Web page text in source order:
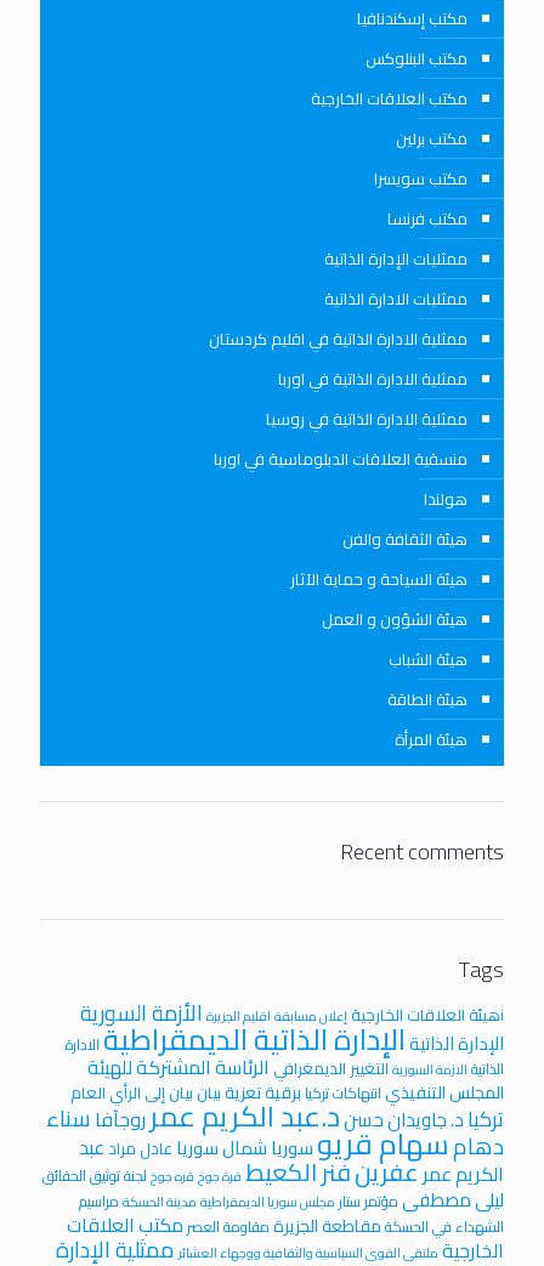
مكتب إسكندنافيا
مكتب البنلوكس
مكتب العلاقات الخارجية
مكتب برلين
مكتب سويسرا
مكتب فرنسا
ممثليات الإدارة الذاتية
ممثليات الادارة الذاتية
ممثلية الادارة الذاتية في اقليم كردستان
ممثلية الادارة الذاتية في اوربا
ممثلية الادارة الذاتية في روسيا
منسقية العلاقات الدبلوماسية في اوربا
هولندا
هيئة الثقافة والفن
هيئة السياحة و حماية الآثار
هيئة الشؤون و العمل
هيئة الشباب
هيئة الطاقة
هيئة المرأة
Recent comments
Tags
iهيئة العلاقات الخارجية إعلان مسابقة اقليم الجزيرة الأزمة السورية
الإدارة الذاتيةالإدارة الذاتية الديمقراطيةالادارة
الذاتية الازمة السوريةالتغيير الديمغرافي الرئاسة المشتركة للهيئة
المجلس التنفيذيانتهاكات تركيا برقية تعزيةبيان بيان إلى الرأي العام
تركياد. جاويدان حسند.عبد الكريم عمرروجآفاسناء
دهامسهام قريوسورياشمال سورياعادل مرادعبد
الكريم عمرعفرينفنر الكعيط قرة جوخ قره جوخ لجنة توثيق الحقائق
ليلى مصطفىمؤتمر ستار مجلس سوريا الديمقراطية مدينة الحسكة مراسيم
الشهداء في الحسكةمقاطعة الجزيرةمقاومة العصرمكتب العلاقات
الخارجية ملتقى القوى السياسية والثقافية ووجهاء العشائر ممثلية الإدارة